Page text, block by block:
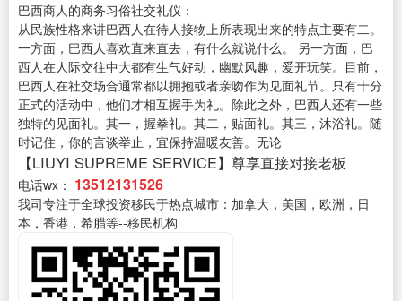
巴西商人的商务习俗社交礼仪：
从民族性格来讲巴西人在待人接物上所表现出来的特点主要有二。
一方面，巴西人喜欢直来直去，有什么就说什么。 另一方面，巴
西人在人际交往中大都有生气好动，幽默风趣，爱开玩笑。目前，
巴西人在社交场合通常都以拥抱或者亲吻作为见面礼节。只有十分
正式的活动中，他们才相互握手为礼。除此之外，巴西人还有一些
独特的见面礼。其一，握拳礼。其二，贴面礼。其三，沐浴礼。随
时记住，你的言谈举止，宜保持温暖友善。无论
【LIUYI SUPREME SERVICE】尊享直接对接老板
电话wx： 13512131526
我司专注于全球投资移民于热点城市：加拿大，美国，欧洲，日
本，香港，希腊等--移民机构